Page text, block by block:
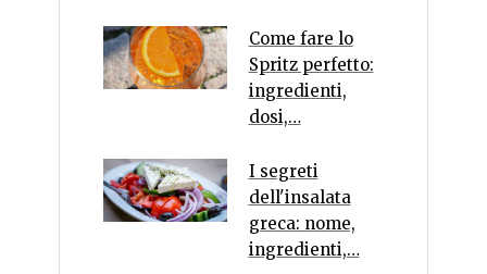
Come fare lo
Spritz perfetto:
ingredienti,
dosi,…
I segreti
dell'insalata
greca: nome,
ingredienti,…